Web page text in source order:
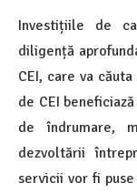
Investițiile de
diligență
CEI, care va
de CEI
de îndrumare,
dezvoltării
servicii vor fi